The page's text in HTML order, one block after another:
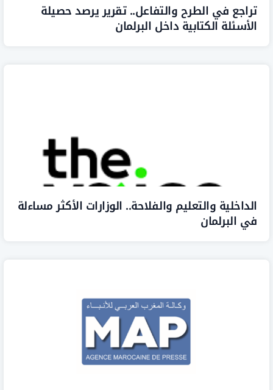
في الطرح والتفاعل.. تقرير يرصد حصيلة
الكتابية داخل البرلمان
والتعليم والفلاحة.. الوزارات الأكثر مساءلة